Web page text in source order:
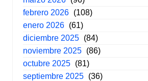
febrero 2026 (108)
enero 2026 (61)
diciembre 2025 (84)
noviembre 2025 (86)
octubre 2025 (81)
septiembre 2025 (36)